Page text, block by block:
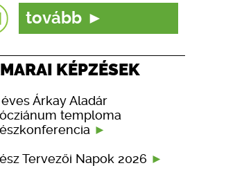
tovább
KÉPZÉSEK
Árkay Aladár
temploma
Tervezői Napok 2026